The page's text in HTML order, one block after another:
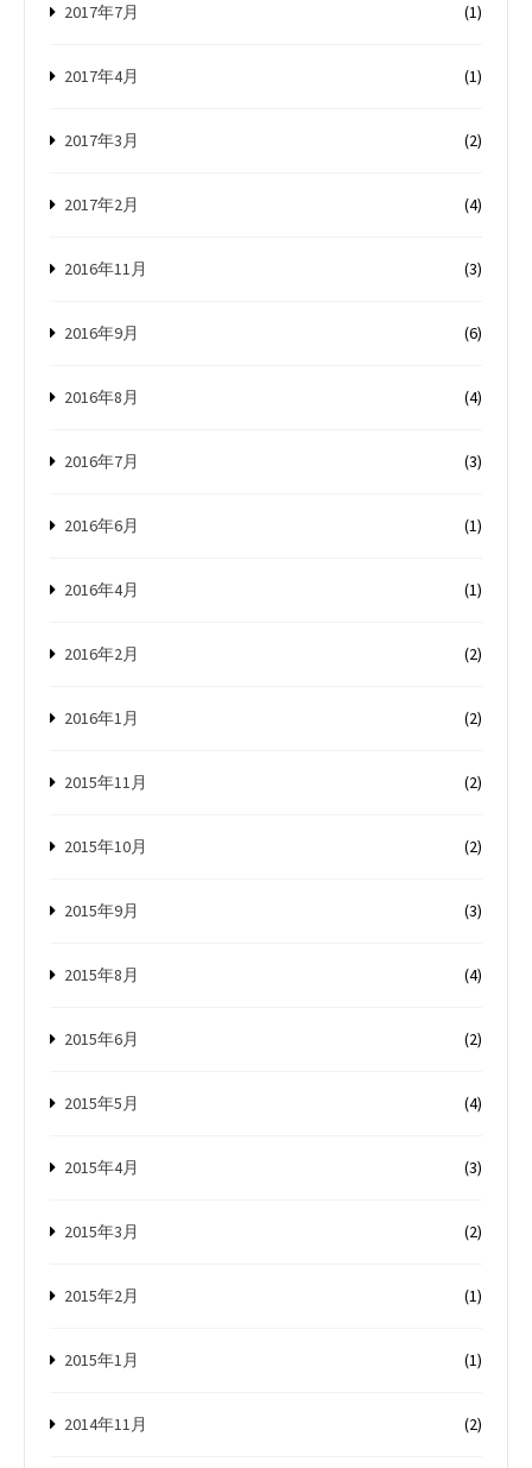
2017年7月 (1)
2017年4月 (1)
2017年3月 (2)
2017年2月 (4)
2016年11月 (3)
2016年9月 (6)
2016年8月 (4)
2016年7月 (3)
2016年6月 (1)
2016年4月 (1)
2016年2月 (2)
2016年1月 (2)
2015年11月 (2)
2015年10月 (2)
2015年9月 (3)
2015年8月 (4)
2015年6月 (2)
2015年5月 (4)
2015年4月 (3)
2015年3月 (2)
2015年2月 (1)
2015年1月 (1)
2014年11月 (2)